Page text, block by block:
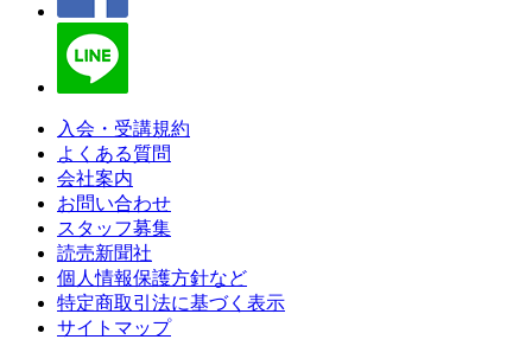
入会・受講規約
よくある質問
会社案内
お問い合わせ
スタッフ募集
読売新聞社
個人情報保護方針など
特定商取引法に基づく表示
サイトマップ